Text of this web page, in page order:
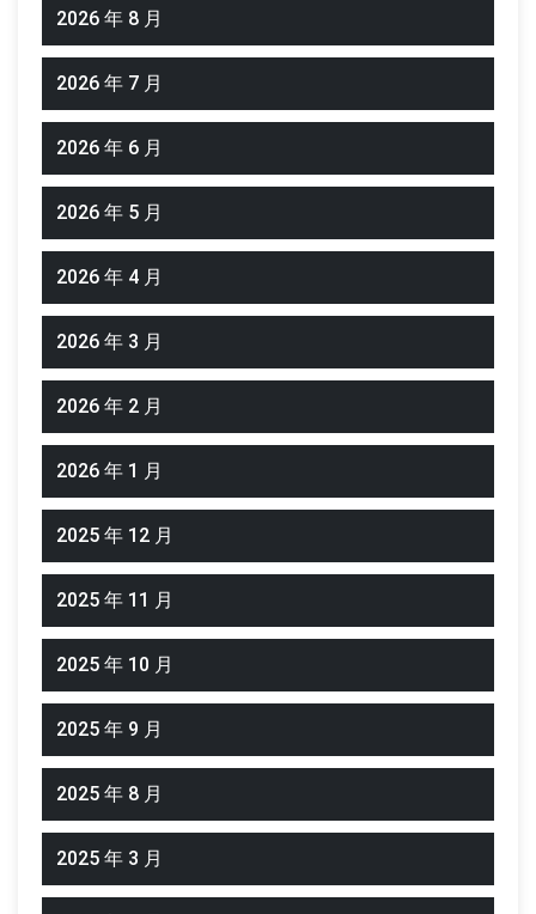
2026 年 8 月
2026 年 7 月
2026 年 6 月
2026 年 5 月
2026 年 4 月
2026 年 3 月
2026 年 2 月
2026 年 1 月
2025 年 12 月
2025 年 11 月
2025 年 10 月
2025 年 9 月
2025 年 8 月
2025 年 3 月